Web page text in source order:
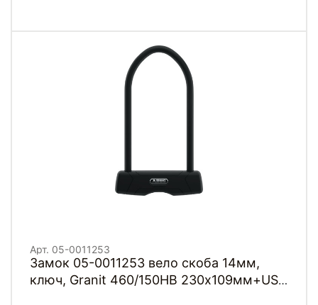
Арт. 05-0011253
Замок 05-0011253 вело скоба 14мм,
ключ, Granit 460/150HB 230х109мм+US